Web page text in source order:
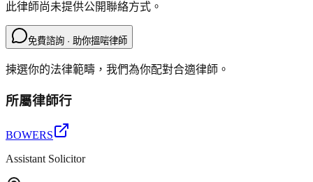
此律師尚未提供公開聯絡方式。
免費諮詢 · 助你搵啱律師
揀選你的法律範疇，我們為你配對合適律師。
所屬律師行
BOWERS
Assistant Solicitor